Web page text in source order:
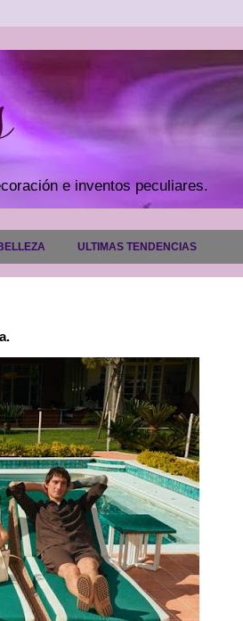
e inventos peculiares.
ULTIMAS TENDENCIAS